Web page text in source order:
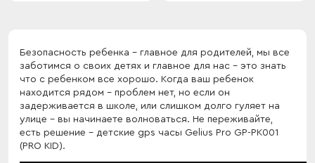
Безопасность ребенка - главное для родителей, мы все
заботимся о своих детях и главное для нас - это знать
что с ребенком все хорошо. Когда ваш ребенок
находится рядом - проблем нет, но если он
задерживается в школе, или слишком долго гуляет на
улице - вы начинаете волноваться. Не переживайте,
есть решение - детские gps часы Gelius Pro GP-PK001
(PRO KID).